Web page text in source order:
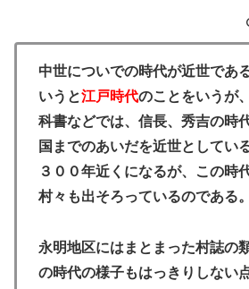
中世についでの時代が近世であ
いうと江戸時代のことをいうが
科書などでは、信長、秀吉の時
国までのあいだを近世としてい
３００年近くになるが、この時
村々も出そろっているのである。
永明地区にはまとまった村誌の
の時代の様子もはっきりしない